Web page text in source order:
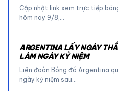
Cập nhật link xem trực tiếp
hôm nay 9/8,…
ARGENTINA LẤY NGÀY
LÀM NGÀY KỶ NIỆM
Liên đoàn Bóng đá Argentina
ngày kỷ niệm sau…